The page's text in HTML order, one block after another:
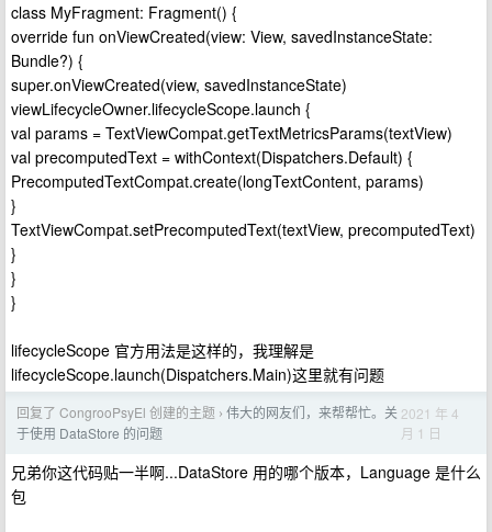
class MyFragment: Fragment() {
override fun onViewCreated(view: View, savedInstanceState:
Bundle?) {
super.onViewCreated(view, savedInstanceState)
viewLifecycleOwner.lifecycleScope.launch {
val params = TextViewCompat.getTextMetricsParams(textView)
val precomputedText = withContext(Dispatchers.Default) {
PrecomputedTextCompat.create(longTextContent, params)
}
TextViewCompat.setPrecomputedText(textView, precomputedText)
}
}
}
lifecycleScope 官方用法是这样的，我理解是
lifecycleScope.launch(Dispatchers.Main)这里就有问题
回复了 CongrooPsyEl 创建的主题 › 伟大的网友们，来帮帮忙。关
于使用 DataStore 的问题
2021 年 4
月 1 日
兄弟你这代码贴一半啊...DataStore 用的哪个版本，Language 是什么
包